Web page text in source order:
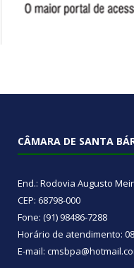
CÂMARA DE SANTA
End.: Rodovia Augusto
CEP: 68798-000
Fone: (91) 98486-7288
Horário de atendimento:
E-mail: